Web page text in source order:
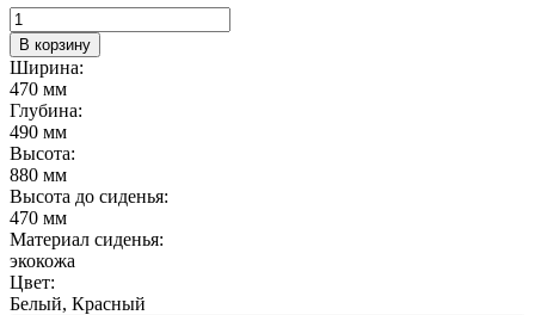
Количество
товара
Стул
Сердце,
экокожа
Astor
670
красный
В корзину
Ширина:
470 мм
Глубина:
490 мм
Высота:
880 мм
Высота до сиденья:
470 мм
Материал сиденья:
экокожа
Цвет:
Белый, Красный